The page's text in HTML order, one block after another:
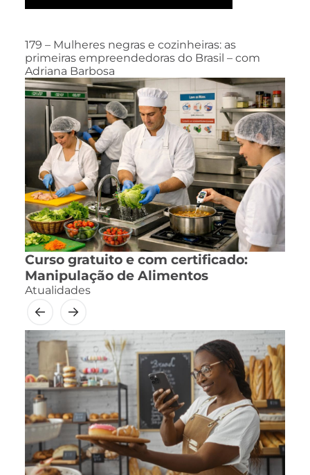
179 – Mulheres negras e cozinheiras: as
primeiras empreendedoras do Brasil – com
Adriana Barbosa
Curso gratuito e com certificado:
Manipulação de Alimentos
Atualidades